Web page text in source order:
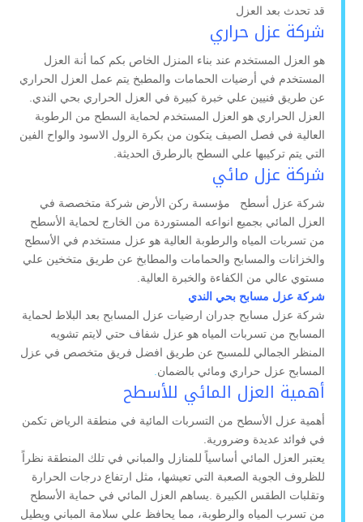
قد تحدث بعد العزل
شركة عزل حراري
هو العزل المستخدم عند بناء المنزل الخاص بكم كما أنة العزل
المستخدم في أرضيات الحمامات والمطبخ يتم عمل العزل الحراري
عن طريق فنيين علي خبرة كبيرة في العزل الحراري بحي الندي.
العزل الحراري هو العزل المستخدم لحماية السطح من الرطوبة
العالية في فصل الصيف يتكون من بكرة الرول الاسود والواح الفين
التي يتم تركيبها علي السطح بالرطرق الحديثة.
شركة عزل مائي
شركة عزل أسطح مؤسسة ركن الأرض شركة متخصصة في
العزل المائي بجميع انواعه المستوردة من الخارج لحماية الأسطح
من تسربات المياه والرطوبة العالية هو عزل مستخدم في الأسطح
والخزانات والمسابح والحمامات والمطابخ عن طريق متخخين علي
مستوي عالي من الكفاءة والخبرة العالية.
شركة عزل مسابح بحي الندي
شركة عزل مسابح جدران ارضيات عزل المسابح بعد البلاط لحماية
المسابح من تسربات المياه هو عزل شفاف حتي لايتم تشويه
المنظر الجمالي للمسبح عن طريق افضل فريق متخصص في عزل
المسابح عزل حراري ومائي بالضمان.
أهمية العزل المائي للأسطح
أهمية عزل الأسطح من التسربات المائية في منطقة الرياض تكمن
في فوائد عديدة وضرورية.
يعتبر العزل المائي أساسياً للمنازل والمباني في تلك المنطقة نظراً
للظروف الجوية الصعبة التي تعيشها، مثل ارتفاع درجات الحرارة
وتقلبات الطقس الكبيرة .يساهم العزل المائي في حماية الأسطح
من تسرب المياه والرطوبة، مما يحافظ علي سلامة المباني ويطيل